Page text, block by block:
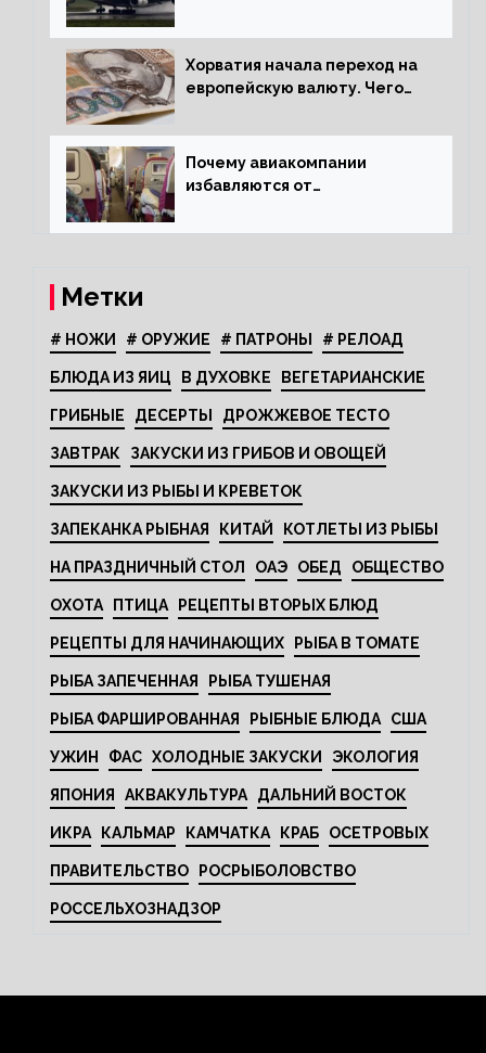
Хорватия начала переход на
европейскую валюту. Чего
Почему авиакомпании
избавляются от
Метки
# НОЖИ # ОРУЖИЕ # ПАТРОНЫ # РЕЛОАД
БЛЮДА ИЗ ЯИЦ В ДУХОВКЕ ВЕГЕТАРИАНСКИЕ
ГРИБНЫЕ ДЕСЕРТЫ ДРОЖЖЕВОЕ ТЕСТО
ЗАВТРАК ЗАКУСКИ ИЗ ГРИБОВ И ОВОЩЕЙ
ЗАКУСКИ ИЗ РЫБЫ И КРЕВЕТОК
ЗАПЕКАНКА РЫБНАЯ КИТАЙ КОТЛЕТЫ ИЗ РЫБЫ
НА ПРАЗДНИЧНЫЙ СТОЛ ОАЭ ОБЕД ОБЩЕСТВО
ОХОТА ПТИЦА РЕЦЕПТЫ ВТОРЫХ БЛЮД
РЕЦЕПТЫ ДЛЯ НАЧИНАЮЩИХ РЫБА В ТОМАТЕ
РЫБА ЗАПЕЧЕННАЯ РЫБА ТУШЕНАЯ
РЫБА ФАРШИРОВАННАЯ РЫБНЫЕ БЛЮДА США
УЖИН ФАС ХОЛОДНЫЕ ЗАКУСКИ ЭКОЛОГИЯ
ЯПОНИЯ АКВАКУЛЬТУРА ДАЛЬНИЙ ВОСТОК
ИКРА КАЛЬМАР КАМЧАТКА КРАБ ОСЕТРОВЫХ
ПРАВИТЕЛЬСТВО РОСРЫБОЛОВСТВО
РОССЕЛЬХОЗНАДЗОР